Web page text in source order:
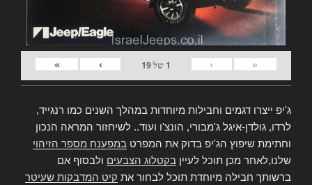
«
‹
1 של19
›
»
ג'יפ ייצרו דגמים וחבילות מיוחדות במהלך השנים כמו רנגייד,
לרדו, גולדן-איגל ג'מבורי, הונצ'ו ועוד.. לשיחזור המראה הנכון
וחתימת שיפוץ הג'יפ בדוק את המפרט במפענח מספר הזיהוי
שלנו,לאחר מכן תוכל לעיין בקטלוג הצבעים ולבסוף אם
ברשותך חבילה מיוחדת תוכל לבחור את קיט המדבקות שעיטר